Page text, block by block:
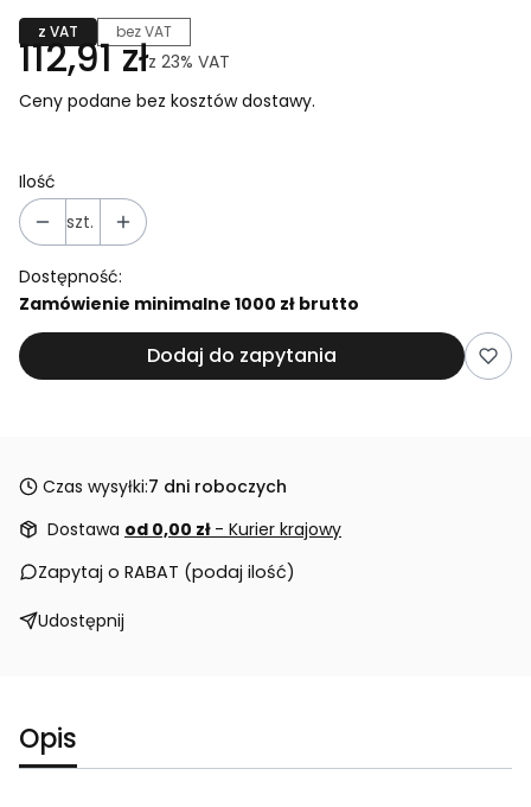
z VAT bez VAT
112,91 złz 23% VAT
Ceny podane bez kosztów dostawy.
Ilość
szt.
Dostępność:
Zamówienie minimalne 1000 zł brutto
Dodaj do zapytania
Czas wysyłki:7 dni roboczych
Dostawa od 0,00 zł - Kurier krajowy
Zapytaj o RABAT (podaj ilość)
Udostępnij
Opis